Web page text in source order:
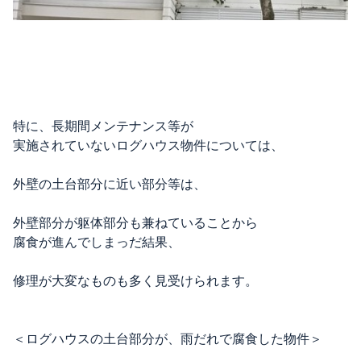
特に、長期間メンテナンス等が
実施されていないログハウス物件については、
外壁の土台部分に近い部分等は、
外壁部分が躯体部分も兼ねていることから
腐食が進んでしまっだ結果、
修理が大変なものも多く見受けられます。
＜ログハウスの土台部分が、雨だれで腐食した物件＞